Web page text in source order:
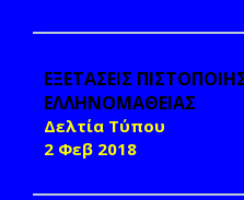
ΕΞΕΤΑΣΕΙΣ
ΕΛΛΗΝΟΜΑΘΕΙΑΣ
Δελτία Τύπου
2 Φεβ 2018